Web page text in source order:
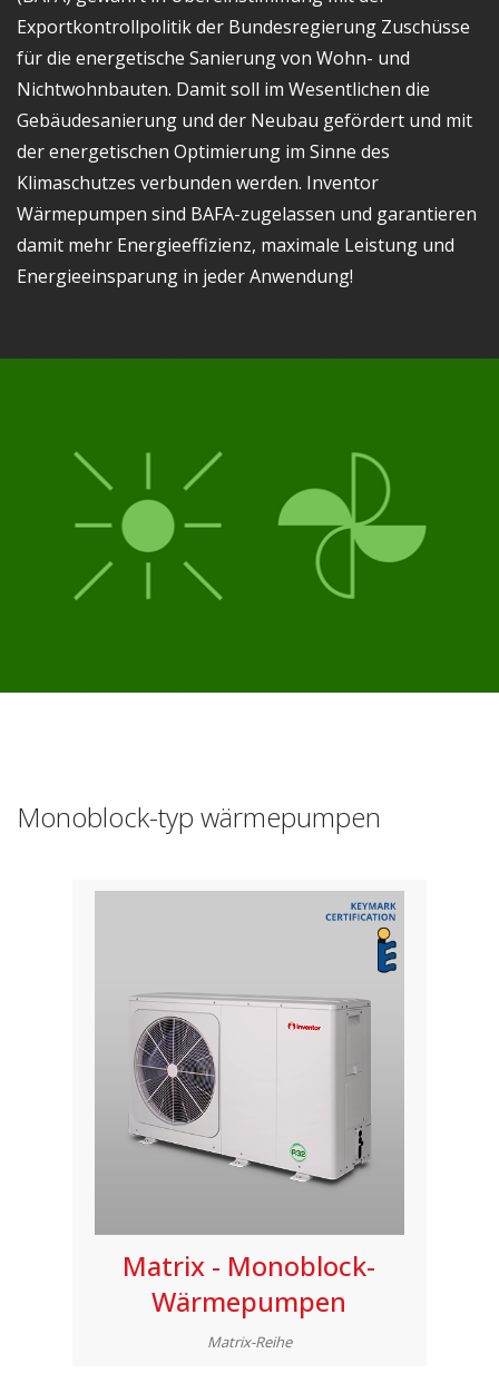
Exportkontrollpolitik der Bundesregierung Zuschüsse
für die energetische Sanierung von Wohn- und
Nichtwohnbauten. Damit soll im Wesentlichen die
Gebäudesanierung und der Neubau gefördert und mit
der energetischen Optimierung im Sinne des
Klimaschutzes verbunden werden. Inventor
Wärmepumpen sind BAFA-zugelassen und garantieren
damit mehr Energieeffizienz, maximale Leistung und
Energieeinsparung in jeder Anwendung!
Monoblock-typ wärmepumpen
Matrix - Monoblock-
Wärmepumpen
Matrix-Reihe